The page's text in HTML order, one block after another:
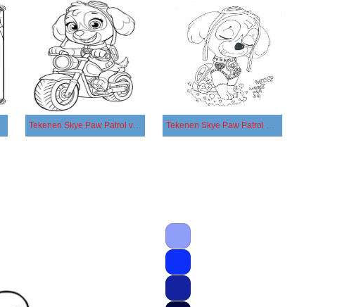
Tekenen Skye Paw Patrol voor kinderen Tekenen Skye Paw Patrol afdrukbaar basis